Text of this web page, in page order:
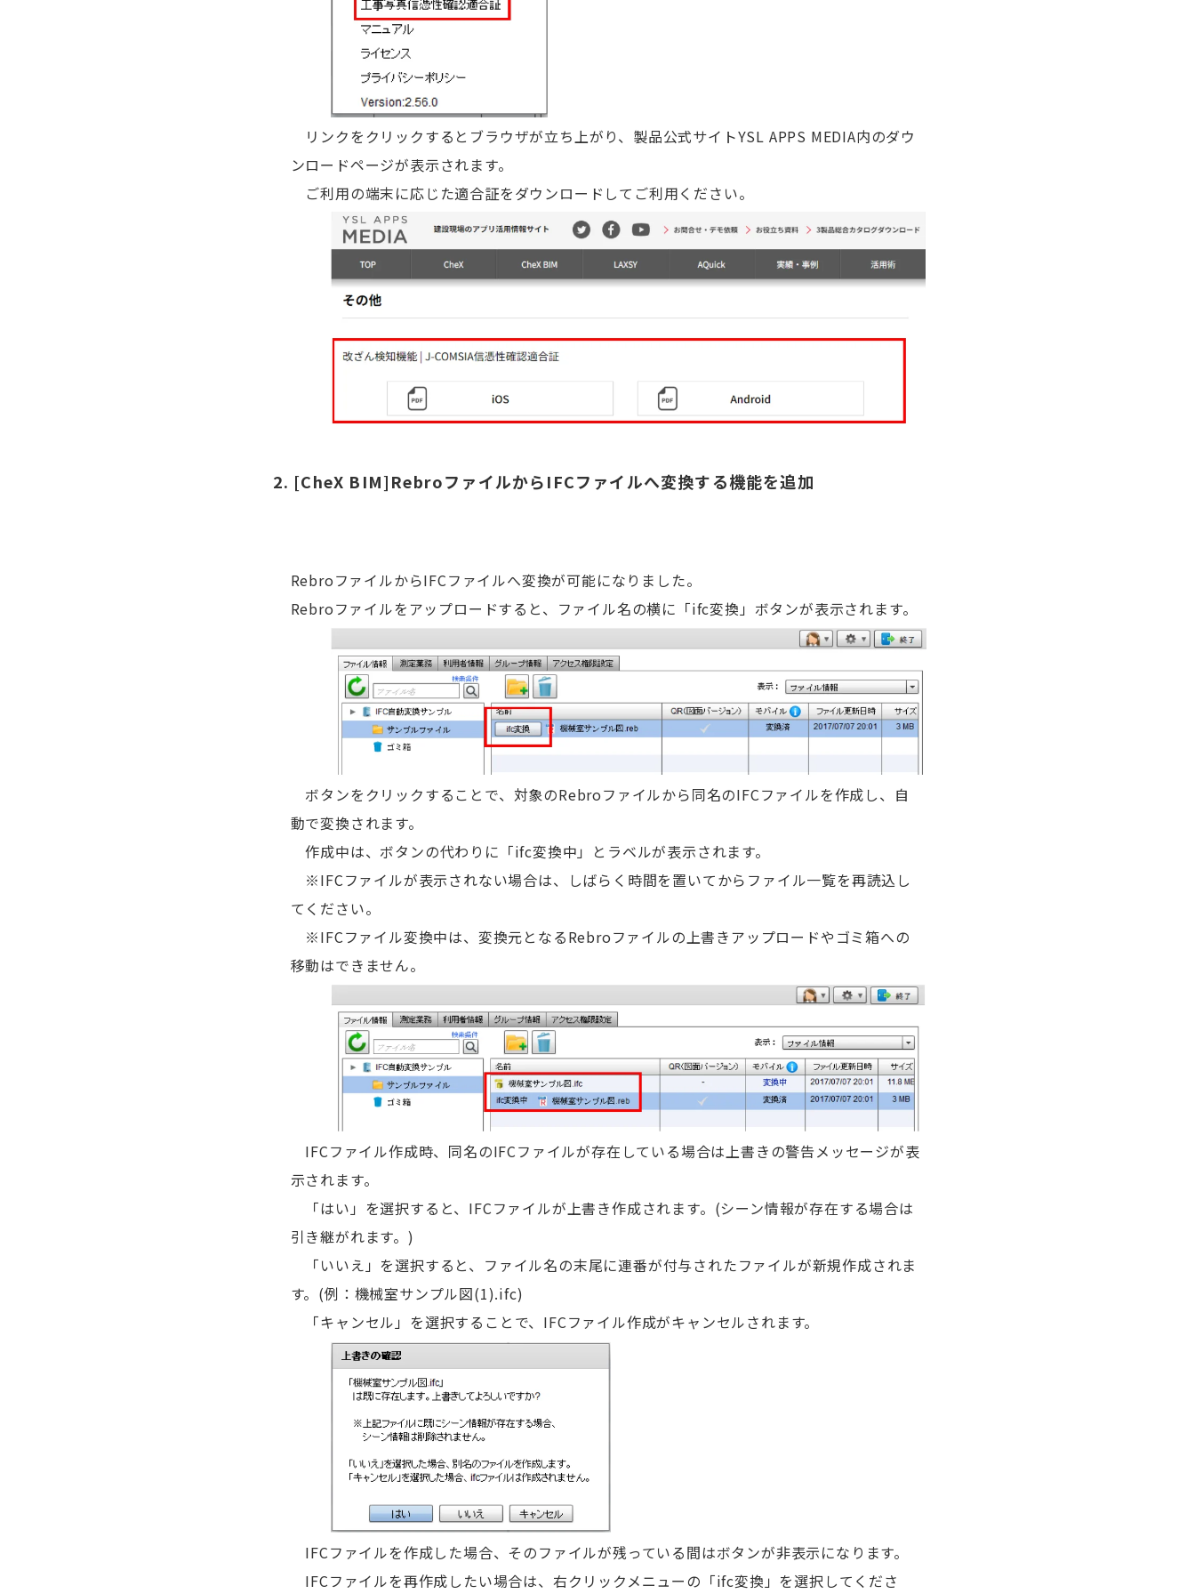
リンクをクリックするとブラウザが立ち上がり、製品公式サイトYSL APPS MEDIA内のダウ
ンロードページが表示されます。
ご利用の端末に応じた適合証をダウンロードしてご利用ください。
2. [CheX BIM]RebroファイルからIFCファイルへ変換する機能を追加
RebroファイルからIFCファイルへ変換が可能になりました。
Rebroファイルをアップロードすると、ファイル名の横に「ifc変換」ボタンが表示されます。
ボタンをクリックすることで、対象のRebroファイルから同名のIFCファイルを作成し、自
動で変換されます。
作成中は、ボタンの代わりに「ifc変換中」とラベルが表示されます。
※IFCファイルが表示されない場合は、しばらく時間を置いてからファイル一覧を再読込し
てください。
※IFCファイル変換中は、変換元となるRebroファイルの上書きアップロードやゴミ箱への
移動はできません。
IFCファイル作成時、同名のIFCファイルが存在している場合は上書きの警告メッセージが表
示されます。
「はい」を選択すると、IFCファイルが上書き作成されます。(シーン情報が存在する場合は
引き継がれます。)
「いいえ」を選択すると、ファイル名の末尾に連番が付与されたファイルが新規作成されま
す。(例：機械室サンプル図(1).ifc)
「キャンセル」を選択することで、IFCファイル作成がキャンセルされます。
IFCファイルを作成した場合、そのファイルが残っている間はボタンが非表示になります。
IFCファイルを再作成したい場合は、右クリックメニューの「ifc変換」を選択してくださ